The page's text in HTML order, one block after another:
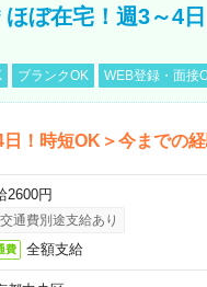
ほぼ在宅！週3～4
ブランクOK WEB登録・面接
日！時短OK＞今までの
2600円
交通費別途支給あり
費 全額支給